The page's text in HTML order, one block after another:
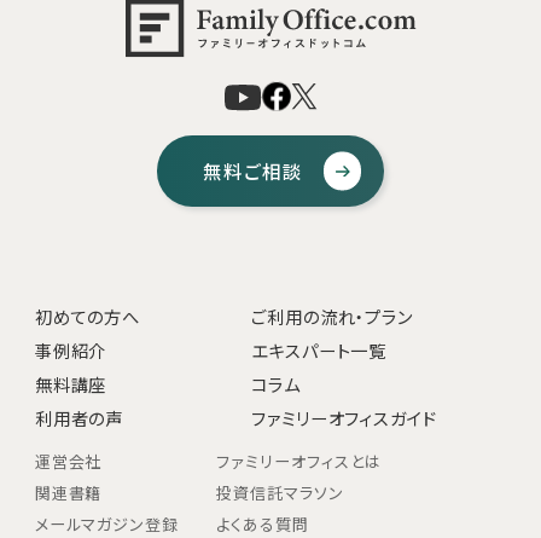
無料ご相談
初めての方へ
ご利用の流れ・プラン
事例紹介
エキスパート一覧
無料講座
コラム
利用者の声
ファミリーオフィスガイド
運営会社
ファミリーオフィスとは
関連書籍
投資信託マラソン
メールマガジン登録
よくある質問